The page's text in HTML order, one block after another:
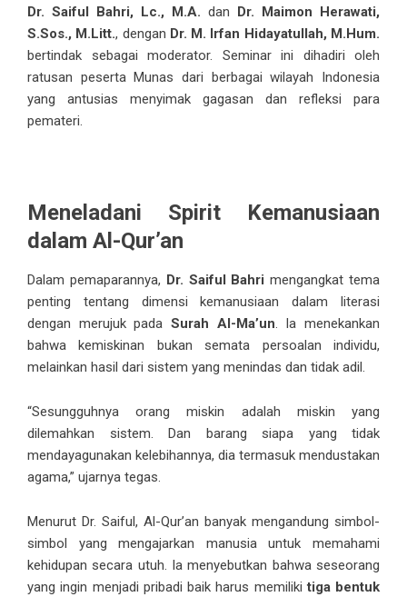
Dr. Saiful Bahri, Lc., M.A. dan
Dr. Maimon Herawati,
S.Sos., M.Litt., dengan Dr. M. Irfan Hidayatullah, M.Hum.
bertindak sebagai moderator. Seminar ini dihadiri oleh
ratusan peserta Munas dari berbagai wilayah Indonesia
yang antusias menyimak gagasan dan refleksi para
pemateri.
Meneladani Spirit Kemanusiaan
dalam Al-Qur’an
Dalam pemaparannya, Dr. Saiful Bahri mengangkat tema
penting tentang dimensi kemanusiaan dalam literasi
dengan merujuk pada Surah Al-Ma’un. Ia menekankan
bahwa kemiskinan bukan semata persoalan individu,
melainkan hasil dari sistem yang menindas dan tidak adil.
“Sesungguhnya orang miskin adalah miskin yang
dilemahkan sistem. Dan barang siapa yang tidak
mendayagunakan kelebihannya, dia termasuk mendustakan
agama,” ujarnya tegas.
Menurut Dr. Saiful, Al-Qur’an banyak mengandung simbol-
simbol yang mengajarkan manusia untuk memahami
kehidupan secara utuh. Ia menyebutkan bahwa seseorang
yang ingin menjadi pribadi baik harus memilikitiga bentuk